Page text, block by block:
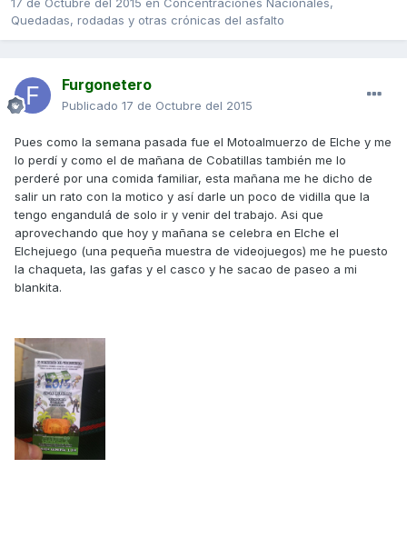
17 de Octubre del 2015 en Concentraciones Nacionales,
Quedadas, rodadas y otras crónicas del asfalto
Furgonetero
Publicado 17 de Octubre del 2015
Pues como la semana pasada fue el Motoalmuerzo de Elche y me
lo perdí y como el de mañana de Cobatillas también me lo
perderé por una comida familiar, esta mañana me he dicho de
salir un rato con la motico y así darle un poco de vidilla que la
tengo engandulá de solo ir y venir del trabajo. Asi que
aprovechando que hoy y mañana se celebra en Elche el
Elchejuego (una pequeña muestra de videojuegos) me he puesto
la chaqueta, las gafas y el casco y he sacao de paseo a mi
blankita.